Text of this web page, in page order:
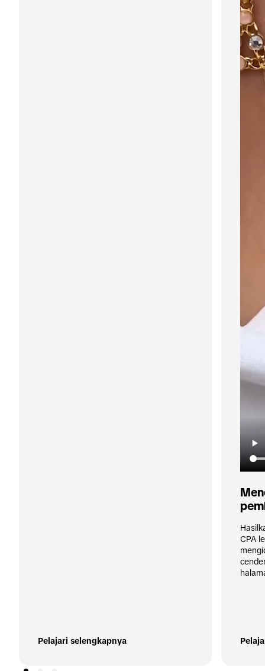
Pelajari selengkapnya
CPA